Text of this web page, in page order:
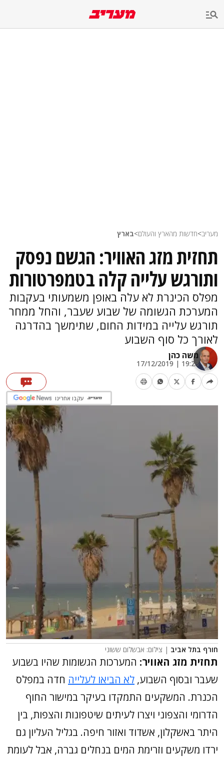
מעריב>חדשות מהארץ והעולם>בארץ
תחזית מזג האוויר: הגשם נפסק
ותורגש עלייה קלה בטמפרטורות
מפלס הכינרת לא עלה באופן משמעותי בעקבות
המערכת הגשומה של שבוע שעבר, והחל ממחר
תורגש עלייה במידות החום, שתימשך בהדרגה
לאורך כל סוף השבוע
משה כהן
19:23 | 17/12/2019
עקבו אחרינו
חורף בתל אביב | צילום: אבשלום ששוני
תחזית מזג האוויר: המערכות הגשומות שהיו בשבוע
שעבר ובסוף השבוע, לא הביאו לעלייה חדה במפלס
הכנרת. המשקעים התמקדו בעיקר במישור החוף
הדרומי והצפוני ויצרו לעיתים שיטפונות והצפות, בין
היתר באשקלון, אשדוד ואזור חיפה. בגליל העליון גם
ירדו משקעים וזרימת המים בנחלים גברה, אבל לעומת